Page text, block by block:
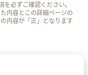
必ずご確認ください。
内容とこの詳細ページの
内容が「正」となります